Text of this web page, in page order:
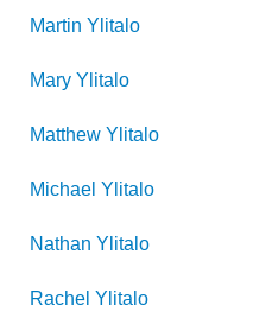
Martin Ylitalo
Mary Ylitalo
Matthew Ylitalo
Michael Ylitalo
Nathan Ylitalo
Rachel Ylitalo